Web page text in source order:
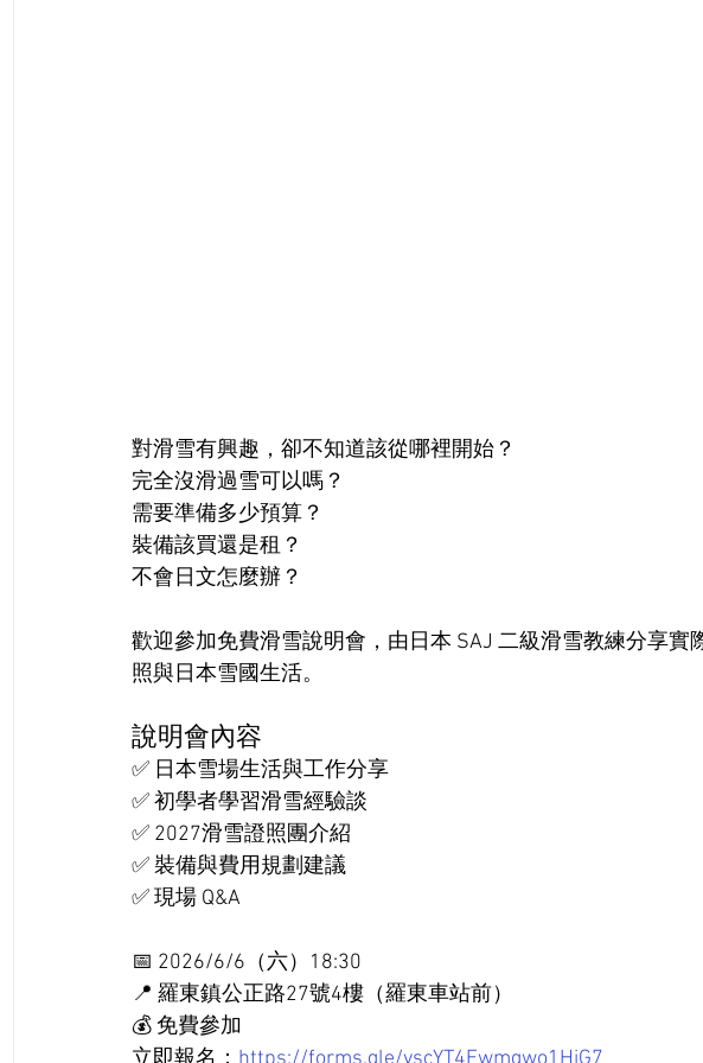
對滑雪有興趣，卻不知道該從哪裡開始？
完全沒滑過雪可以嗎？
需要準備多少預算？
裝備該買還是租？
不會日文怎麼辦？
歡迎參加免費滑雪說明會，由日本 SAJ 二級滑雪教練分享實
照與日本雪國生活。
說明會內容
✅ 日本雪場生活與工作分享
✅ 初學者學習滑雪經驗談
✅ 2027滑雪證照團介紹
✅ 裝備與費用規劃建議
✅ 現場 Q&A
📅 2026/6/6（六）18:30
📍 羅東鎮公正路27號4樓（羅東車站前）
💰 免費參加